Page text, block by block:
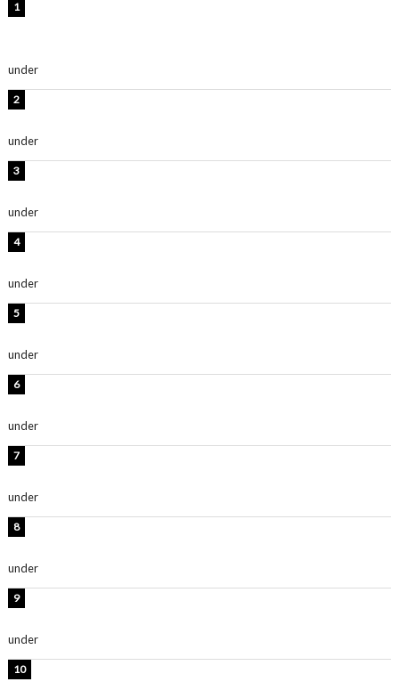
under
under
under
under
under
under
under
under
under